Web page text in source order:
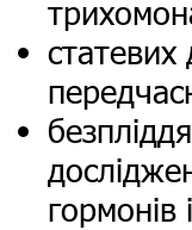
статевих
гормонів